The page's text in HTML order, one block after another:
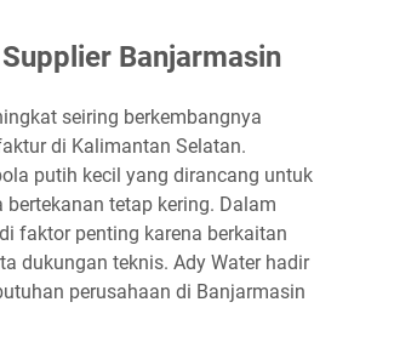
Banjarmasin
seiring berkembangnya
di Kalimantan Selatan.
putih kecil yang dirancang untuk
tetap kering. Dalam
faktor penting karena berkaitan
dukungan teknis. Ady Water hadir
perusahaan di Banjarmasin